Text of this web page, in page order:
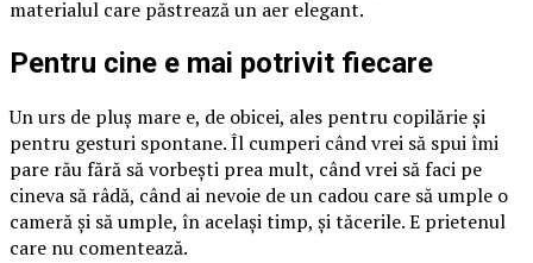
materialul care păstrează un aer elegant.
Pentru cine e mai potrivit fiecare
Un urs de pluș mare e, de obicei, ales pentru copilărie și
pentru gesturi spontane. Îl cumperi când vrei să spui îmi
pare rău fără să vorbești prea mult, când vrei să faci pe
cineva să râdă, când ai nevoie de un cadou care să umple o
cameră și să umple, în același timp, și tăcerile. E prietenul
care nu comentează.